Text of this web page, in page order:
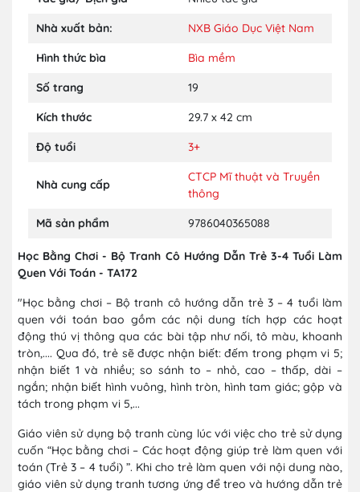
Nhà xuất bản: NXB Giáo Dục Việt Nam
Hình thức bìa Bìa mềm
Số trang 19
Kích thước 29.7 x 42 cm
Độ tuổi 3+
Nhà cung cấp
CTCP Mĩ thuật và Truyền
thông
Mã sản phẩm 9786040365088
Học Bằng Chơi - Bộ Tranh Cô Hướng Dẫn Trẻ 3-4 Tuổi Làm
Quen Với Toán - TA172
"Học bằng chơi – Bộ tranh cô hướng dẫn trẻ 3 – 4 tuổi làm
quen với toán bao gồm các nội dung tích hợp các hoạt
động thú vị thông qua các bài tập như nối, tô màu, khoanh
tròn,.... Qua đó, trẻ sẽ được nhận biết: đếm trong phạm vi 5;
nhận biết 1 và nhiều; so sánh to – nhỏ, cao – thấp, dài –
ngắn; nhận biết hình vuông, hình tròn, hình tam giác; gộp và
tách trong phạm vi 5,...
Giáo viên sử dụng bộ tranh cùng lúc với việc cho trẻ sử dụng
cuốn “Học bằng chơi – Các hoạt động giúp trẻ làm quen với
toán (Trẻ 3 – 4 tuổi) ”. Khi cho trẻ làm quen với nội dung nào,
giáo viên sử dụng tranh tương ứng để treo và hướng dẫn trẻ